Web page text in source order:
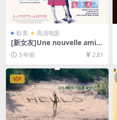
欧美 高清电影
[新女友]Une nouvelle amie
(2014)完整版[百度网盘+迅雷
云盘资源1080P超清未删减]
[MP4/6.6GB][中法字幕]
5 年前 2.81
VIP